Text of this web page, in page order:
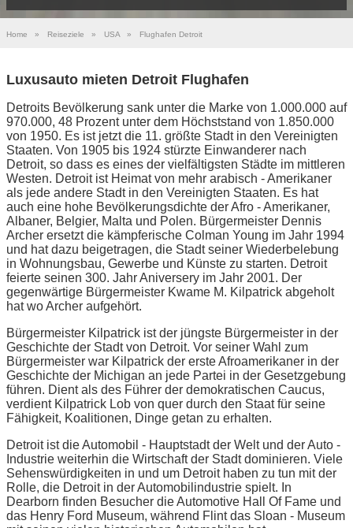
Home » Reiseziele » USA » Flughafen Detroit
Luxusauto mieten Detroit Flughafen
Detroits Bevölkerung sank unter die Marke von 1.000.000 auf
970.000, 48 Prozent unter dem Höchststand von 1.850.000
von 1950. Es ist jetzt die 11. größte Stadt in den Vereinigten
Staaten. Von 1905 bis 1924 stürzte Einwanderer nach
Detroit, so dass es eines der vielfältigsten Städte im mittleren
Westen. Detroit ist Heimat von mehr arabisch - Amerikaner
als jede andere Stadt in den Vereinigten Staaten. Es hat
auch eine hohe Bevölkerungsdichte der Afro - Amerikaner,
Albaner, Belgier, Malta und Polen. Bürgermeister Dennis
Archer ersetzt die kämpferische Colman Young im Jahr 1994
und hat dazu beigetragen, die Stadt seiner Wiederbelebung
in Wohnungsbau, Gewerbe und Künste zu starten. Detroit
feierte seinen 300. Jahr Aniversery im Jahr 2001. Der
gegenwärtige Bürgermeister Kwame M. Kilpatrick abgeholt
hat wo Archer aufgehört.
Bürgermeister Kilpatrick ist der jüngste Bürgermeister in der
Geschichte der Stadt von Detroit. Vor seiner Wahl zum
Bürgermeister war Kilpatrick der erste Afroamerikaner in der
Geschichte der Michigan an jede Partei in der Gesetzgebung
führen. Dient als des Führer der demokratischen Caucus,
verdient Kilpatrick Lob von quer durch den Staat für seine
Fähigkeit, Koalitionen, Dinge getan zu erhalten.
Detroit ist die Automobil - Hauptstadt der Welt und der Auto -
Industrie weiterhin die Wirtschaft der Stadt dominieren. Viele
Sehenswürdigkeiten in und um Detroit haben zu tun mit der
Rolle, die Detroit in der Automobilindustrie spielt. In
Dearborn finden Besucher die Automotive Hall Of Fame und
das Henry Ford Museum, während Flint das Sloan - Museum